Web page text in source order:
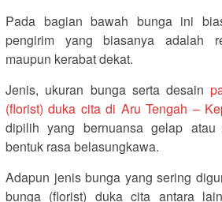
Pada bagian bawah bunga ini
pengirim yang biasanya adalah
maupun kerabat dekat.
Jenis, ukuran bunga serta desain
(florist) duka cita di Aru Tengah –
dipilih yang bernuansa gelap
bentuk rasa belasungkawa.
Adapun jenis bunga yang sering
bunga (florist) duka cita antara